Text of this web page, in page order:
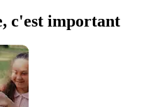
c'est important